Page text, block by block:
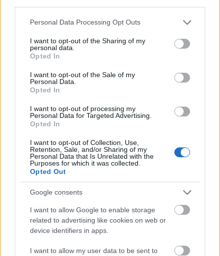
Please note that this website/app uses one or more Google
not limited to your visit or usage behaviour. You may click to
grant or deny consent to Google and its third-party tags to
use your data for below specified purposes in below Google
consent section.
Personal Data Processing Opt Outs
I want to opt-out of the Sharing of my
personal data.
Opted In
I want to opt-out of the Sale of my
Personal Data.
Opted In
I want to opt-out of processing my
Personal Data for Targeted Advertising.
Opted In
I want to opt-out of Collection, Use,
Retention, Sale, and/or Sharing of my
Personal Data that Is Unrelated with the
Purposes for which it was collected.
Opted Out
Google consents
I want to allow Google to enable storage
related to advertising like cookies on web or
device identifiers in apps.
I want to allow my user data to be sent to